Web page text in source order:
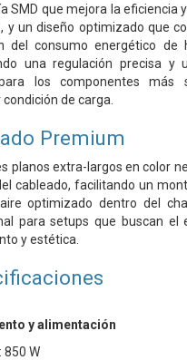
SMD que mejora la eficiencia
y un diseño optimizado que
del consumo energético de
una regulación precisa y
los componentes más
de carga.
Premium
planos extra-largos en color
cableado, facilitando un
optimizado dentro del
para setups que buscan el
y estética.
y alimentación
850 W